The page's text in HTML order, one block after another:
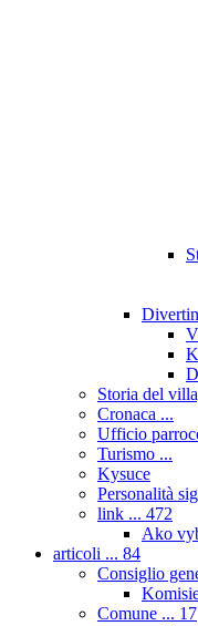
Storia del
Cronaca ...
Ufficio
Turismo ...
Kysuce
Personalità
link ... 472
Ako
articoli ... 84
Consiglio
Comune ... 17